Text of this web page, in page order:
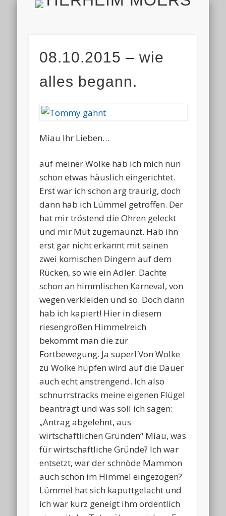
HOME
AKTUELL
ALLE TIERE
HELFEN
TIERHEIM & VEREIN
VIELEN DANK!
IMPRESSUM & DATENSCHUTZ
FINDEFIX
08.10.2015 – wie
alles begann.
Miau Ihr Lieben…
auf meiner Wolke hab ich mich nun
schon etwas häuslich eingerichtet.
Erst war ich schon arg traurig, doch
dann hab ich Lümmel getroffen. Der
hat mir tröstend die Ohren geleckt
und mir Mut zugemaunzt. Hab ihn
erst gar nicht erkannt mit seinen
zwei komischen Dingern auf dem
Rücken, so wie ein Adler. Dachte
schon an himmlischen Karneval, von
wegen verkleiden und so. Doch dann
hab ich kapiert! Hier in diesem
riesengroßen Himmelreich
bekommt man die zur
Fortbewegung. Ja super! Von Wolke
zu Wolke hüpfen wird auf die Dauer
auch echt anstrengend. Ich also
schnurrstracks meine eigenen Flügel
beantragt und was soll ich sagen:
„Antrag abgelehnt, aus
wirtschaftlichen Gründen“ Miau, was
für wirtschaftliche Gründe? Ich war
entsetzt, war der schnöde Mammon
auch schon im Himmel eingezogen?
Lümmel hat sich kaputtgelacht und
ich war kurz geneigt ihm ordentlich